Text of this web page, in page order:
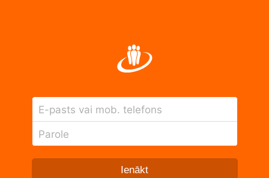
E-pasts vai mob. telefons
Parole
Ienākt